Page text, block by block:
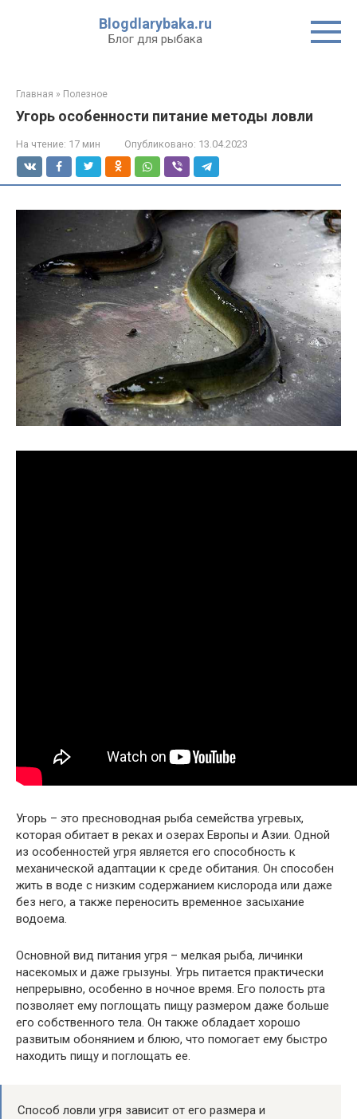
Blogdlarybaka.ru
Блог для рыбака
Главная » Полезное
Угорь особенности питание методы ловли
На чтение: 17 мин Опубликовано: 13.04.2023
Угорь – это пресноводная рыба семейства угревых,
которая обитает в реках и озерах Европы и Азии. Одной
из особенностей угря является его способность к
механической адаптации к среде обитания. Он способен
жить в воде с низким содержанием кислорода или даже
без него, а также переносить временное засыхание
водоема.
Основной вид питания угря – мелкая рыба, личинки
насекомых и даже грызуны. Угрь питается практически
непрерывно, особенно в ночное время. Его полость рта
позволяет ему поглощать пищу размером даже больше
его собственного тела. Он также обладает хорошо
развитым обонянием и блюю, что помогает ему быстро
находить пищу и поглощать ее.
Способ ловли угря зависит от его размера и